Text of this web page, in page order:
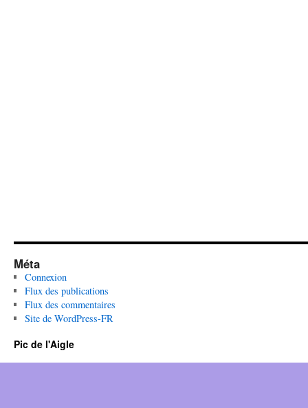
Méta
Connexion
Flux des publications
Flux des commentaires
Site de WordPress-FR
Pic de l'Aigle